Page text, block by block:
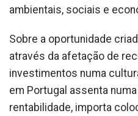
ambientais, sociais e
Sobre a oportunidade
através da afetação de
investimentos numa
em Portugal assenta
rentabilidade, importa